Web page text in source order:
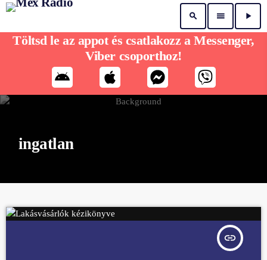
search menu play_arrow
ingatlan
insert_link
Töltsd le az appot és csatlakozz a Messenger,
Viber csoporthoz!